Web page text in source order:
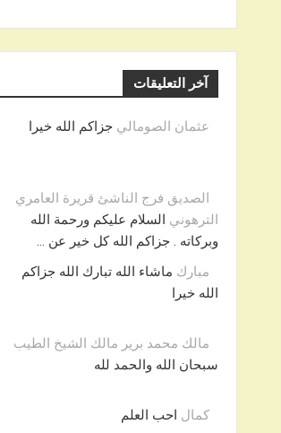
آخر التعليقات
عثمان الصومالي جزاكم الله خيرا
الصديق فرج الناشئ قريرة العامري
الترهوني السلام عليكم ورحمة الله
وبركاته . جزاكم الله كل خير عن …
مبارك ماشاء الله تبارك الله جزاكم
الله خيرا
مالك محمد برير مالك الشيخ الطيب
سبحان الله والحمد لله
كمال احب العلم